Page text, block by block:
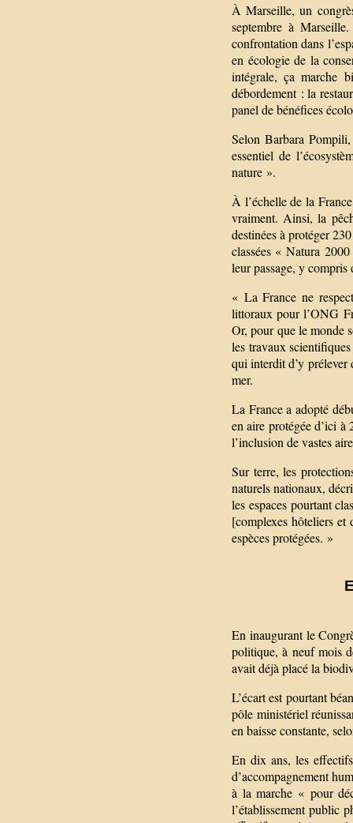
À Marseille, un
septembre à
confrontation dans
en écologie de la
intégrale, ça marche
débordement : la
panel de bénéfices
Selon Barbara
essentiel de
nature ».
À l’échelle de la
vraiment. Ainsi, la
destinées à protéger
classées « Natura
leur passage, y compris
« La France ne
littoraux pour l’ONG
Or, pour que le monde
les travaux
qui interdit d’y prélever
mer.
La France a adopté
en aire protégée d’ici
l’inclusion de vastes
Sur terre, les
naturels nationaux,
les espaces pourtant
[complexes hôteliers et
espèces protégées. »
En inaugurant le
politique, à neuf mois
avait déjà placé la
L’écart est pourtant
pôle ministériel
en baisse constante,
En dix ans, les
d’accompagnement
à la marche « pour
l’établissement public